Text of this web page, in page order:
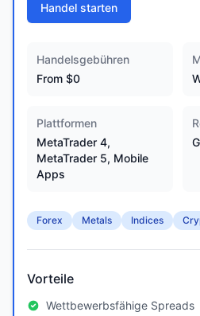
Handel starten
Handelsgebühren
From $0
Plattformen
MetaTrader 4,
MetaTrader 5, Mobile
Apps
Forex Metals Indices
Vorteile
Wettbewerbsfähige Spreads